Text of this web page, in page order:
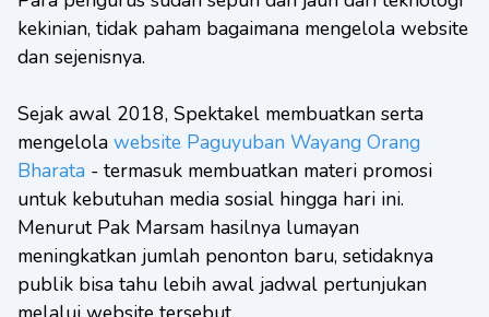
kekinian, tidak paham bagaimana mengelola website
dan sejenisnya.
Sejak awal 2018, Spektakel membuatkan serta
mengelola website Paguyuban Wayang Orang
Bharata - termasuk membuatkan materi promosi
untuk kebutuhan media sosial hingga hari ini.
Menurut Pak Marsam hasilnya lumayan
meningkatkan jumlah penonton baru, setidaknya
publik bisa tahu lebih awal jadwal pertunjukan